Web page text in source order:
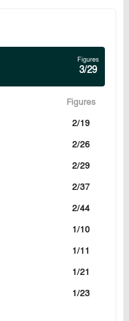
Figures
3/29
Figures
2/19
2/26
2/29
2/37
2/44
1/10
1/11
1/21
1/23